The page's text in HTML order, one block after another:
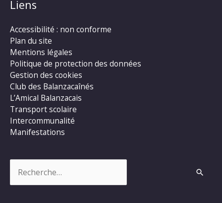
Liens
Accessibilité : non conforme
Plan du site
Mentions légales
Politique de protection des données
Gestion des cookies
Club des Balanzacaînés
L’Amical Balanzacais
Transport scolaire
Intercommunalité
Manifestations